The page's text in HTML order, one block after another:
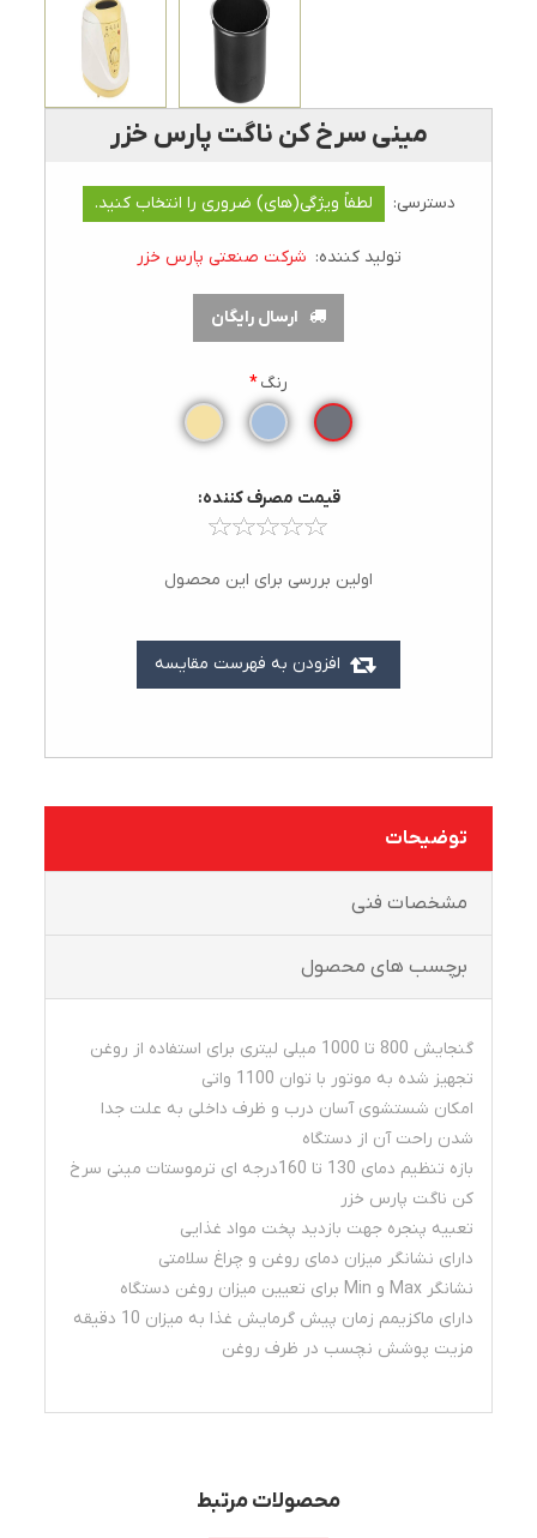
مينی سرخ‌ کن ناگت پارس خزر
دسترسی: لطفاً ویژگی(های) ضروری را انتخاب کنید.
تولید کننده: شرکت صنعتی پارس خزر
ارسال رایگان
رنگ *
قيمت مصرف کننده:
افزودن به فهرست مقایسه
اولین بررسی برای این محصول
توضیحات
مشخصات فنی
برچسب های محصول
گنجایش 800 تا 1000 میلی لیتری برای استفاده از روغن
تجهیز شده به موتور با توان 1100 واتی
امکان شستشوی آسان درب و ظرف داخلی به علت جدا
شدن راحت آن از دستگاه
بازه تنظیم دمای 130 تا 160درجه ای ترموستات مينی سرخ‌
کن ناگت پارس خزر
تعبیه پنجره جهت بازدید پخت مواد غذایی
دارای نشانگر میزان دمای روغن و چراغ سلامتی
نشانگر Max و Min برای تعیین میزان روغن دستگاه
دارای ماکزیمم زمان پیش گرمایش غذا به میزان 10 دقیقه
مزیت پوشش نچسب در ظرف روغن
محصولات مرتبط